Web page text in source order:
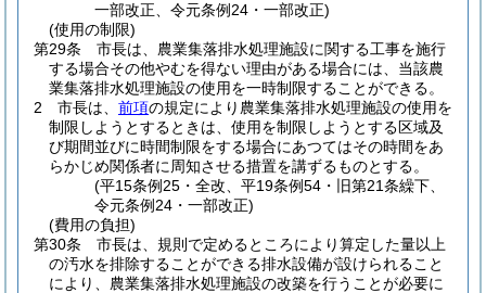
一部改正、令元条例24・一部改正)
(使用の制限)
第29条
市長は、農業集落排水処理施設に関する工事を施行
する場合その他やむを得ない理由がある場合には、当該農
業集落排水処理施設の使用を一時制限することができる。
2
市長は、 前項の規定により農業集落排水処理施設の使用を
制限しようとするときは、使用を制限しようとする区域及
び期間並びに時間制限をする場合にあつてはその時間をあ
らかじめ関係者に周知させる措置を講ずるものとする。
(平15条例25・全改、平19条例54・旧第21条繰下、
令元条例24・一部改正)
(費用の負担)
第30条
市長は、規則で定めるところにより算定した量以上
の汚水を排除することができる排水設備が設けられること
により、農業集落排水処理施設の改築を行うことが必要に